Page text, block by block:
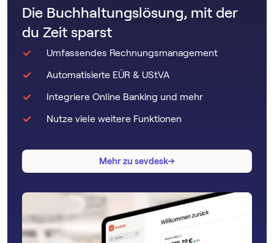
Die Buchhaltungslösung, mit der
du Zeit sparst
Umfassendes Rechnungsmanagement
Automatisierte EÜR & UStVA
Integriere Online Banking und mehr
Nutze viele weitere Funktionen
Mehr zu sevdesk→
→